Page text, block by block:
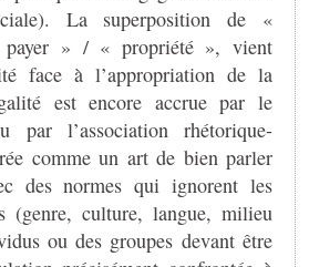
La superposition de «
» / « propriété », vient
face à l’appropriation de la
est encore accrue par le
par l’association rhétorique-
comme un art de bien parler
des normes qui ignorent les
(genre, culture, langue, milieu
ou des groupes devant être